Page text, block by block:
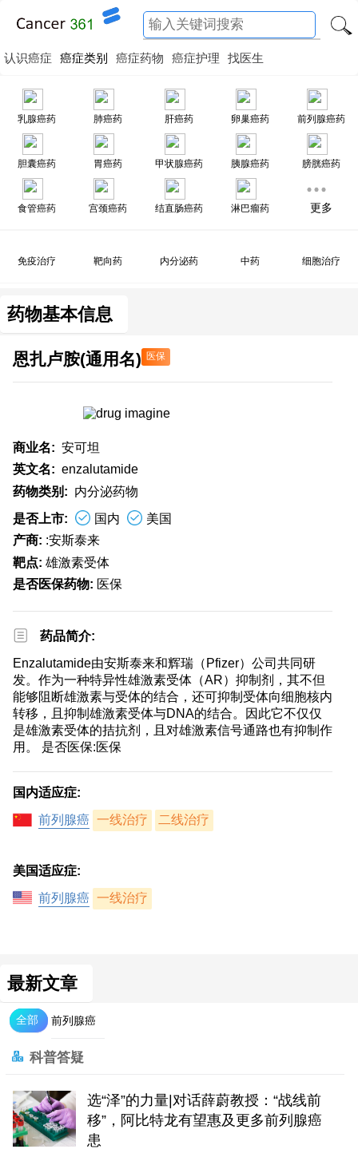
认识癌症 癌症类别 癌症药物 癌症护理 找医生
乳腺癌药 肺癌药 肝癌药 卵巢癌药 前列腺癌药
胆囊癌药 胃癌药 甲状腺癌药 胰腺癌药 膀胱癌药
食管癌药 宫颈癌药 结直肠癌药 淋巴瘤药 更多
免疫治疗 靶向药 内分泌药 中药 细胞治疗
药物基本信息
恩扎卢胺(通用名) 医保
商业名: 安可坦
英文名: enzalutamide
药物类别: 内分泌药物
是否上市:
国内
美国
产商: :安斯泰来
靶点: 雄激素受体
是否医保药物: 医保
国内适应症:
前列腺癌 一线治疗 二线治疗
美国适应症:
前列腺癌 一线治疗
药品简介:
Enzalutamide由安斯泰来和辉瑞（Pfizer）公司共同研
发。作为一种特异性雄激素受体（AR）抑制剂，其不但
能够阻断雄激素与受体的结合，还可抑制受体向细胞核内
转移，且抑制雄激素受体与DNA的结合。因此它不仅仅
是雄激素受体的拮抗剂，且对雄激素信号通路也有抑制作
用。 是否医保:医保
最新文章
全部 前列腺癌
科普答疑
选“泽”的力量|对话薛蔚教授：“战线前
移”，阿比特龙有望惠及更多前列腺癌
患